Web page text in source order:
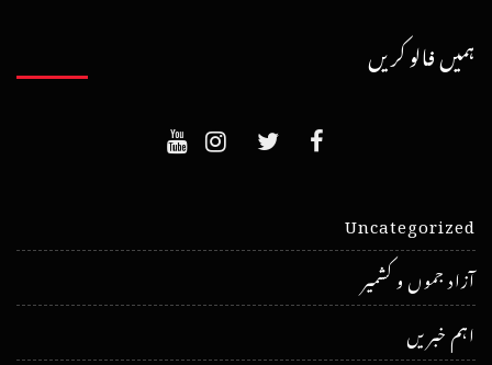
ہمیں فالو کریں
Uncategorized
آزاد جموں و کشمیر
اہم خبریں